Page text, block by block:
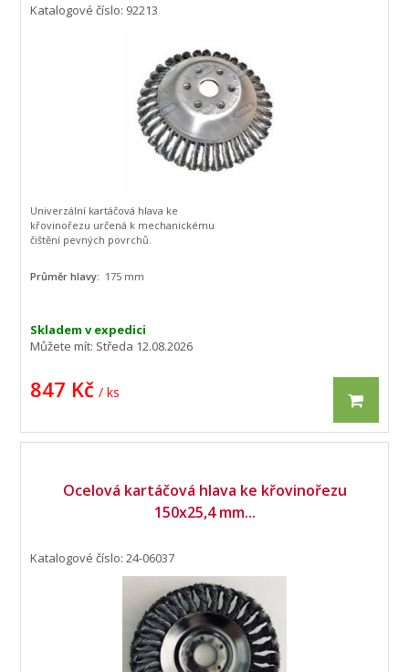
Katalogové číslo: 92213
Skladem v expedici
Můžete mít: Středa 12.08.2026
847 Kč / ks
Univerzální kartáčová hlava ke
křovinořezu určená k mechanickému
čištění pevných povrchů.
Průměr hlavy: 175 mm
Ocelová kartáčová hlava ke křovinořezu
150x25,4 mm...
Katalogové číslo: 24-06037